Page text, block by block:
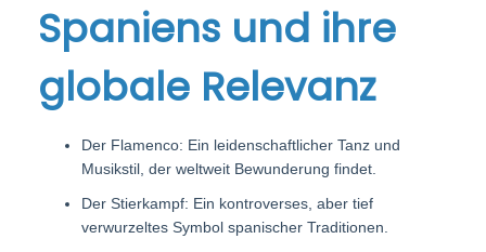
Spaniens und ihre
globale Relevanz
Der Flamenco: Ein leidenschaftlicher Tanz und
Musikstil, der weltweit Bewunderung findet.
Der Stierkampf: Ein kontroverses, aber tief
verwurzeltes Symbol spanischer Traditionen.